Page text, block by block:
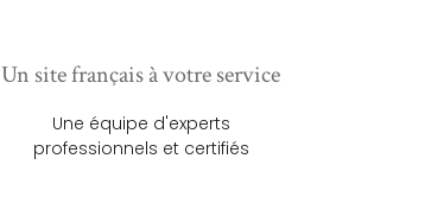
Un site français à votre service
Une équipe d'experts
professionnels et certifiés